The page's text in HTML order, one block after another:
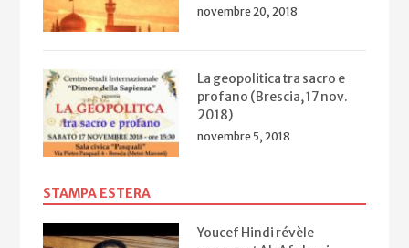
novembre 20, 2018
La geopolitica tra sacro e
profano (Brescia, 17 nov.
2018)
novembre 5, 2018
STAMPA ESTERA
Youcef Hindi révèle